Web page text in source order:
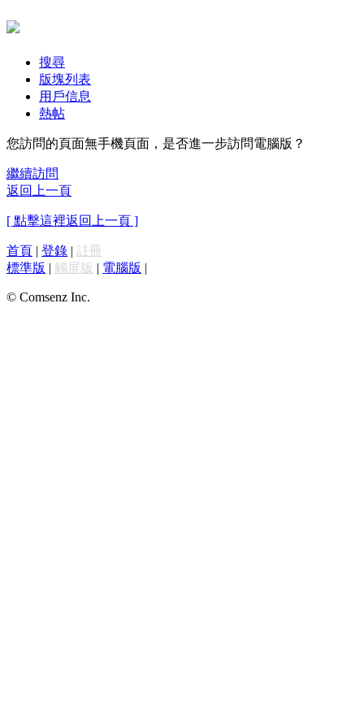
搜尋
版塊列表
用戶信息
熱帖
您訪問的頁面無手機頁面，是否進一步訪問電腦版？
繼續訪問
返回上一頁
[ 點擊這裡返回上一頁 ]
首頁 | 登錄 | 註冊
標準版 | 觸屏版 | 電腦版 |
© Comsenz Inc.